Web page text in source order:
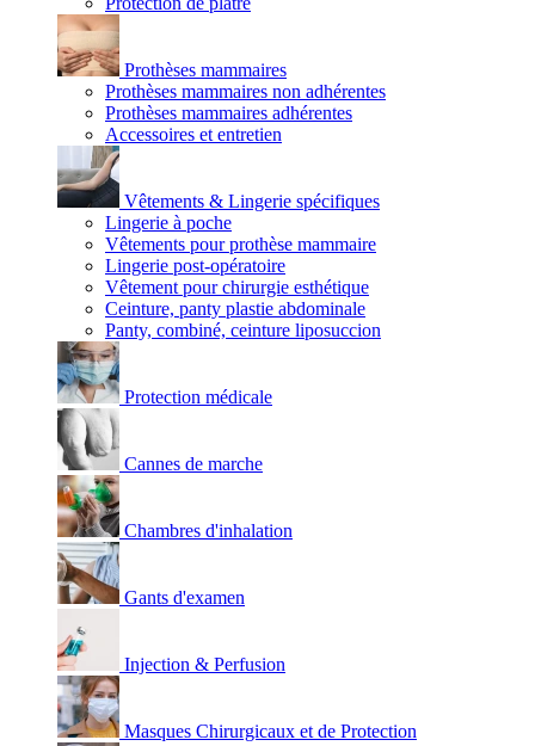
Prothèses mammaires
Prothèses mammaires non adhérentes
Prothèses mammaires adhérentes
Accessoires et entretien
Vêtements & Lingerie spécifiques
Lingerie à poche
Vêtements pour prothèse mammaire
Lingerie post-opératoire
Vêtement pour chirurgie esthétique
Ceinture, panty plastie abdominale
Panty, combiné, ceinture liposuccion
Protection médicale
Cannes de marche
Chambres d'inhalation
Gants d'examen
Injection & Perfusion
Masques Chirurgicaux et de Protection